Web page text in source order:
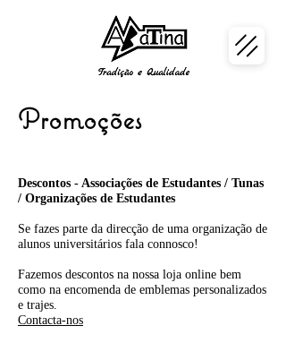
Promoções
Descontos - Associações de Estudantes / Tunas
/ Organizações de Estudantes
Se fazes parte da direcção de uma organização de
alunos universitários fala connosco!
Fazemos descontos na nossa loja online bem
como na encomenda de emblemas personalizados
e trajes.
Contacta-nos